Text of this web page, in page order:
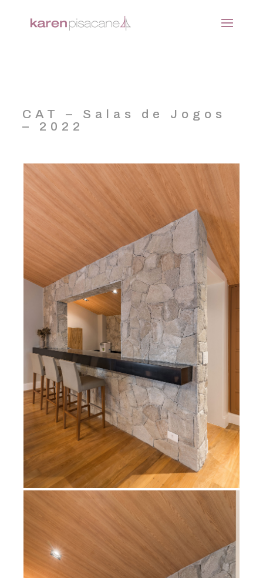
CAT – Salas de Jogos
– 2022